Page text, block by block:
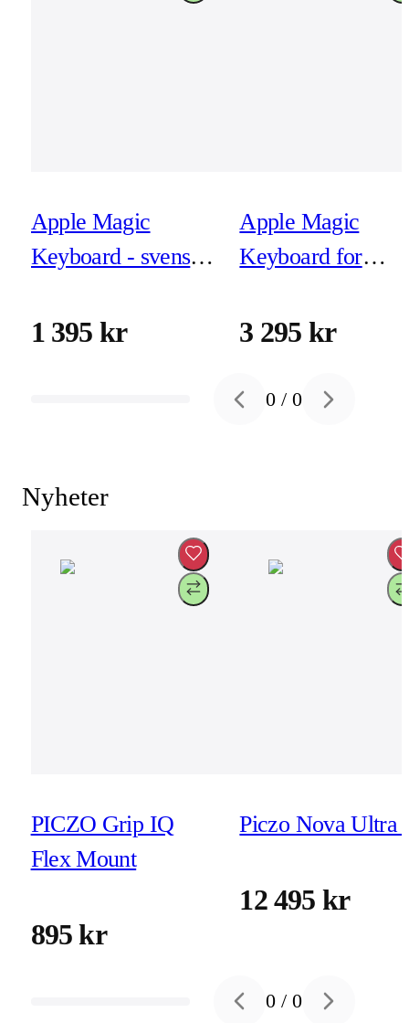
Apple Magic
Keyboard - svenskt
1 395 kr
Apple Magic
Keyboard for
(M3/M2) -
3 295 kr
Previous slide
0 /0 Next slide
Nyheter
PICZO Grip IQ
Flex Mount
895 kr
Piczo Nova Ultra
12 495 kr
Previous slide
0 /0 Next slide